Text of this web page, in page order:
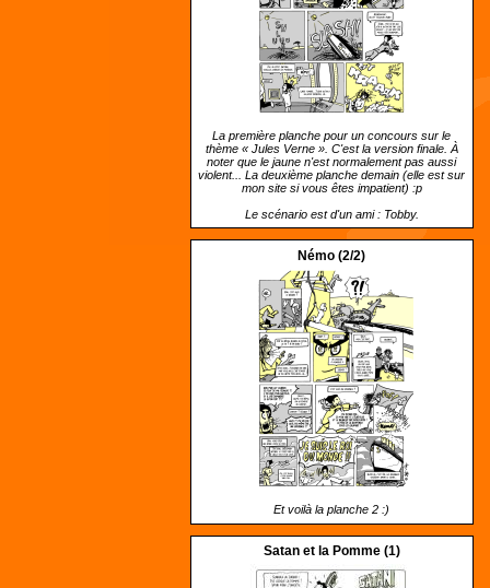
La première planche pour un concours sur le
thème « Jules Verne ». C'est la version finale. À
noter que le jaune n'est normalement pas aussi
violent... La deuxième planche demain (elle est sur
mon site si vous êtes impatient) :p
Le scénario est d'un ami : Tobby.
Némo (2/2)
Et voilà la planche 2 :)
Satan et la Pomme (1)